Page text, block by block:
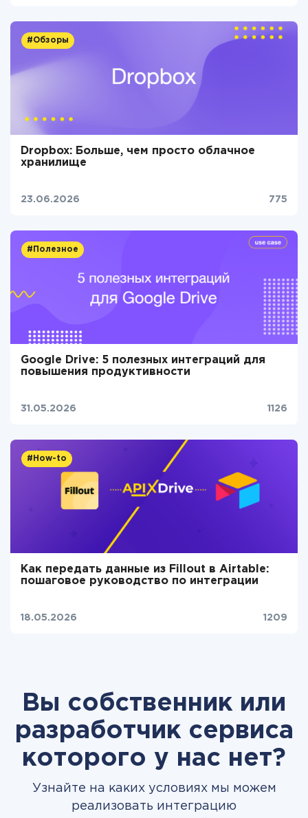
#Обзоры
Dropbox: Больше, чем просто облачное
хранилище
23.06.2026 775
#Полезное
Google Drive: 5 полезных интеграций для
повышения продуктивности
31.05.2026 1126
#How-to
Как передать данные из Fillout в Airtable:
пошаговое руководство по интеграции
18.05.2026 1209
Вы собственник или
разработчик сервиса
которого у нас нет?
Узнайте на каких условиях мы можем
реализовать интеграцию